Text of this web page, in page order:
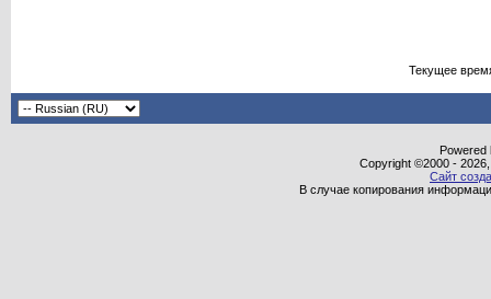
Текущее
Powered
Copyright ©2000 -
Сайт
В случае копирования